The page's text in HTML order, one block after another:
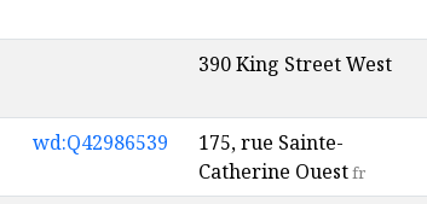
390 King Street West
wd:Q42986539
175, rue Sainte-
Catherine Ouestfr